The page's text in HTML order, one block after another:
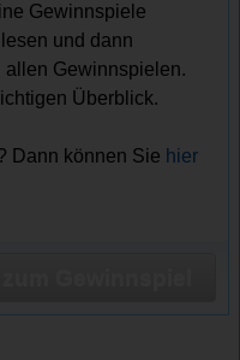
Gewinnspiele
und dann
allen Gewinnspielen.
Überblick.
Dann können Sie hier